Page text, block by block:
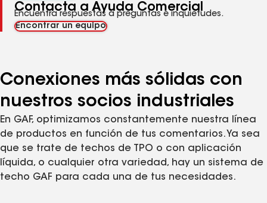
Contacta a Ayuda Comercial
Encuentra respuestas a preguntas e inquietudes.
Encontrar un equipo
Conexiones más sólidas con
nuestros socios industriales
En GAF, optimizamos constantemente nuestra línea
de productos en función de tus comentarios. Ya sea
que se trate de techos de TPO o con aplicación
líquida, o cualquier otra variedad, hay un sistema de
techo GAF para cada una de tus necesidades.